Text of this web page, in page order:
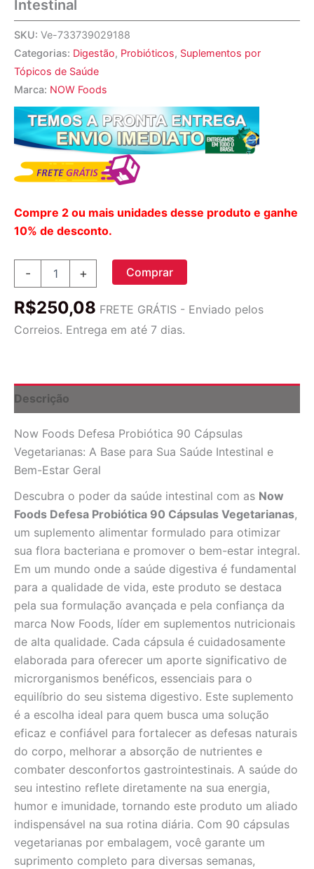
Intestinal
SKU: Ve-733739029188
Categorias: Digestão, Probióticos, Suplementos por
Tópicos de Saúde
Marca: NOW Foods
Compre 2 ou mais unidades desse produto e ganhe
10% de desconto.
-
Probiótica
Cápsulas
Intestinal
quantidade
+ Comprar
R$250,08 FRETE GRÁTIS - Enviado pelos
Correios. Entrega em até 7 dias.
Descrição
Now Foods Defesa Probiótica 90 Cápsulas
Vegetarianas: A Base para Sua Saúde Intestinal e
Bem-Estar Geral
Descubra o poder da saúde intestinal com as Now
Foods Defesa Probiótica 90 Cápsulas Vegetarianas,
um suplemento alimentar formulado para otimizar
sua flora bacteriana e promover o bem-estar integral.
Em um mundo onde a saúde digestiva é fundamental
para a qualidade de vida, este produto se destaca
pela sua formulação avançada e pela confiança da
marca Now Foods, líder em suplementos nutricionais
de alta qualidade. Cada cápsula é cuidadosamente
elaborada para oferecer um aporte significativo de
microrganismos benéficos, essenciais para o
equilíbrio do seu sistema digestivo. Este suplemento
é a escolha ideal para quem busca uma solução
eficaz e confiável para fortalecer as defesas naturais
do corpo, melhorar a absorção de nutrientes e
combater desconfortos gastrointestinais. A saúde do
seu intestino reflete diretamente na sua energia,
humor e imunidade, tornando este produto um aliado
indispensável na sua rotina diária. Com 90 cápsulas
vegetarianas por embalagem, você garante um
suprimento completo para diversas semanas,